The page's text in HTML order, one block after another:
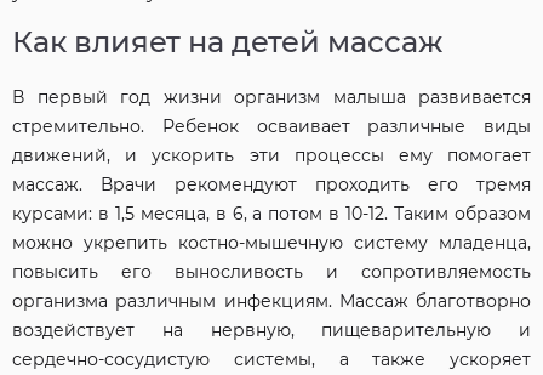
Как влияет на детей массаж
В первый год жизни организм малыша развивается
стремительно. Ребенок осваивает различные виды
движений, и ускорить эти процессы ему помогает
массаж. Врачи рекомендуют проходить его тремя
курсами: в 1,5 месяца, в 6, а потом в 10-12. Таким образом
можно укрепить костно-мышечную систему младенца,
повысить его выносливость и сопротивляемость
организма различным инфекциям. Массаж благотворно
воздействует на нервную, пищеварительную и
сердечно-сосудистую системы, а также ускоряет